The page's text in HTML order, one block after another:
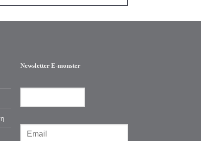
Newsletter E-monster